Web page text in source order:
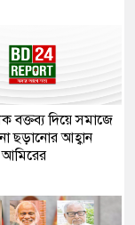
বক্তব্য দিয়ে সমাজে
ছড়ানোর আহ্বান
আমিরের